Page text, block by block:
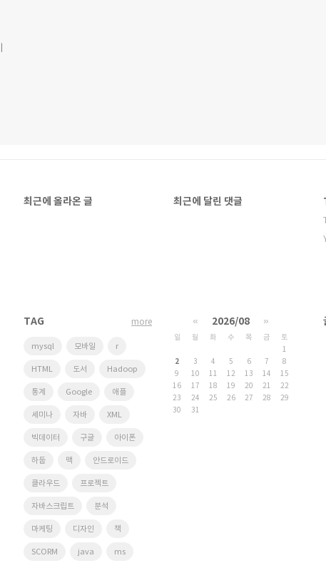
최근에 올라온 글 최근에 달린 댓글
TAG
mysql 모바일 r
HTML 도서 Hadoop
통계 Google 애플
세미나 자바 XML
빅데이터 구글 아이폰
하둡 맥 안드로이드
클라우드 프로젝트
자바스크립트 분석
마케팅 디자인 책
SCORM java ms
more « 2026/08 »
일 월 화 수 목 금
토
1
2
3 4 5 6 7
8
9
10 11 12 13 14
15
16
17 18 19 20 21
22
23
24 25 26 27 28
29
30
31